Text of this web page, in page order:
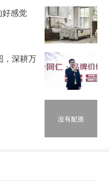
好感觉
，深耕万